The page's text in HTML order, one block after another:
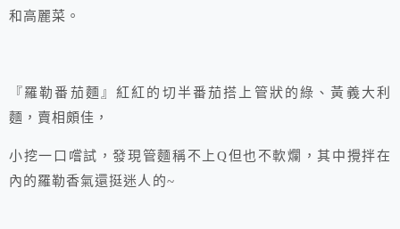
和高麗菜。
『羅勒番茄麵』紅紅的切半番茄搭上管狀的綠、黃義大利
麵，賣相頗佳，
小挖一口嚐試，發現管麵稱不上Q但也不軟爛，其中攪拌在
內的羅勒香氣還挺迷人的~